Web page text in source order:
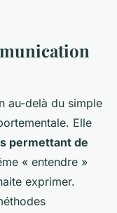
au-delà du simple
Elle
permettant de
« entendre »
exprimer.